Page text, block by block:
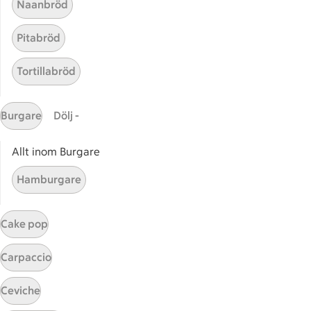
ICAs tjänster
ICA-appen
ICA Scanna
ICA ToGo
Fler appar och tjänster
Bli stammis
Stammis Student
Partnererbjudanden
Våra ICA-kort
ICA
ICAs egna varor
Naanbröd
Pitabröd
Tortillabröd
Burgare Dölj -
Allt inom Burgare
Hamburgare
Cake pop
Carpaccio
Ceviche